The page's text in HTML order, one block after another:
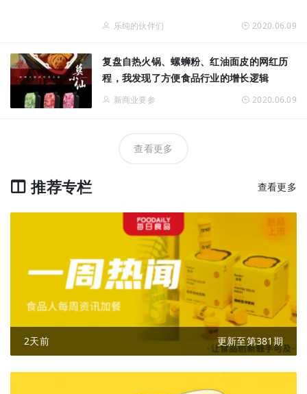
乐纯的伙伴们 2020.06.09
复盘自热火锅、螺蛳粉、红油面皮的网红历
程，我发现了方便食品行业的增长逻辑
新商业要参 2020.06.09
查看更多
推荐专栏 查看更多
2天前 更新至第381期